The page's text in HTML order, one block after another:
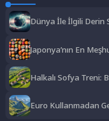
Dünya İle İlgili Derin
Japonya’nın En
Halkalı Sofya Treni:
Euro Kullanmadan